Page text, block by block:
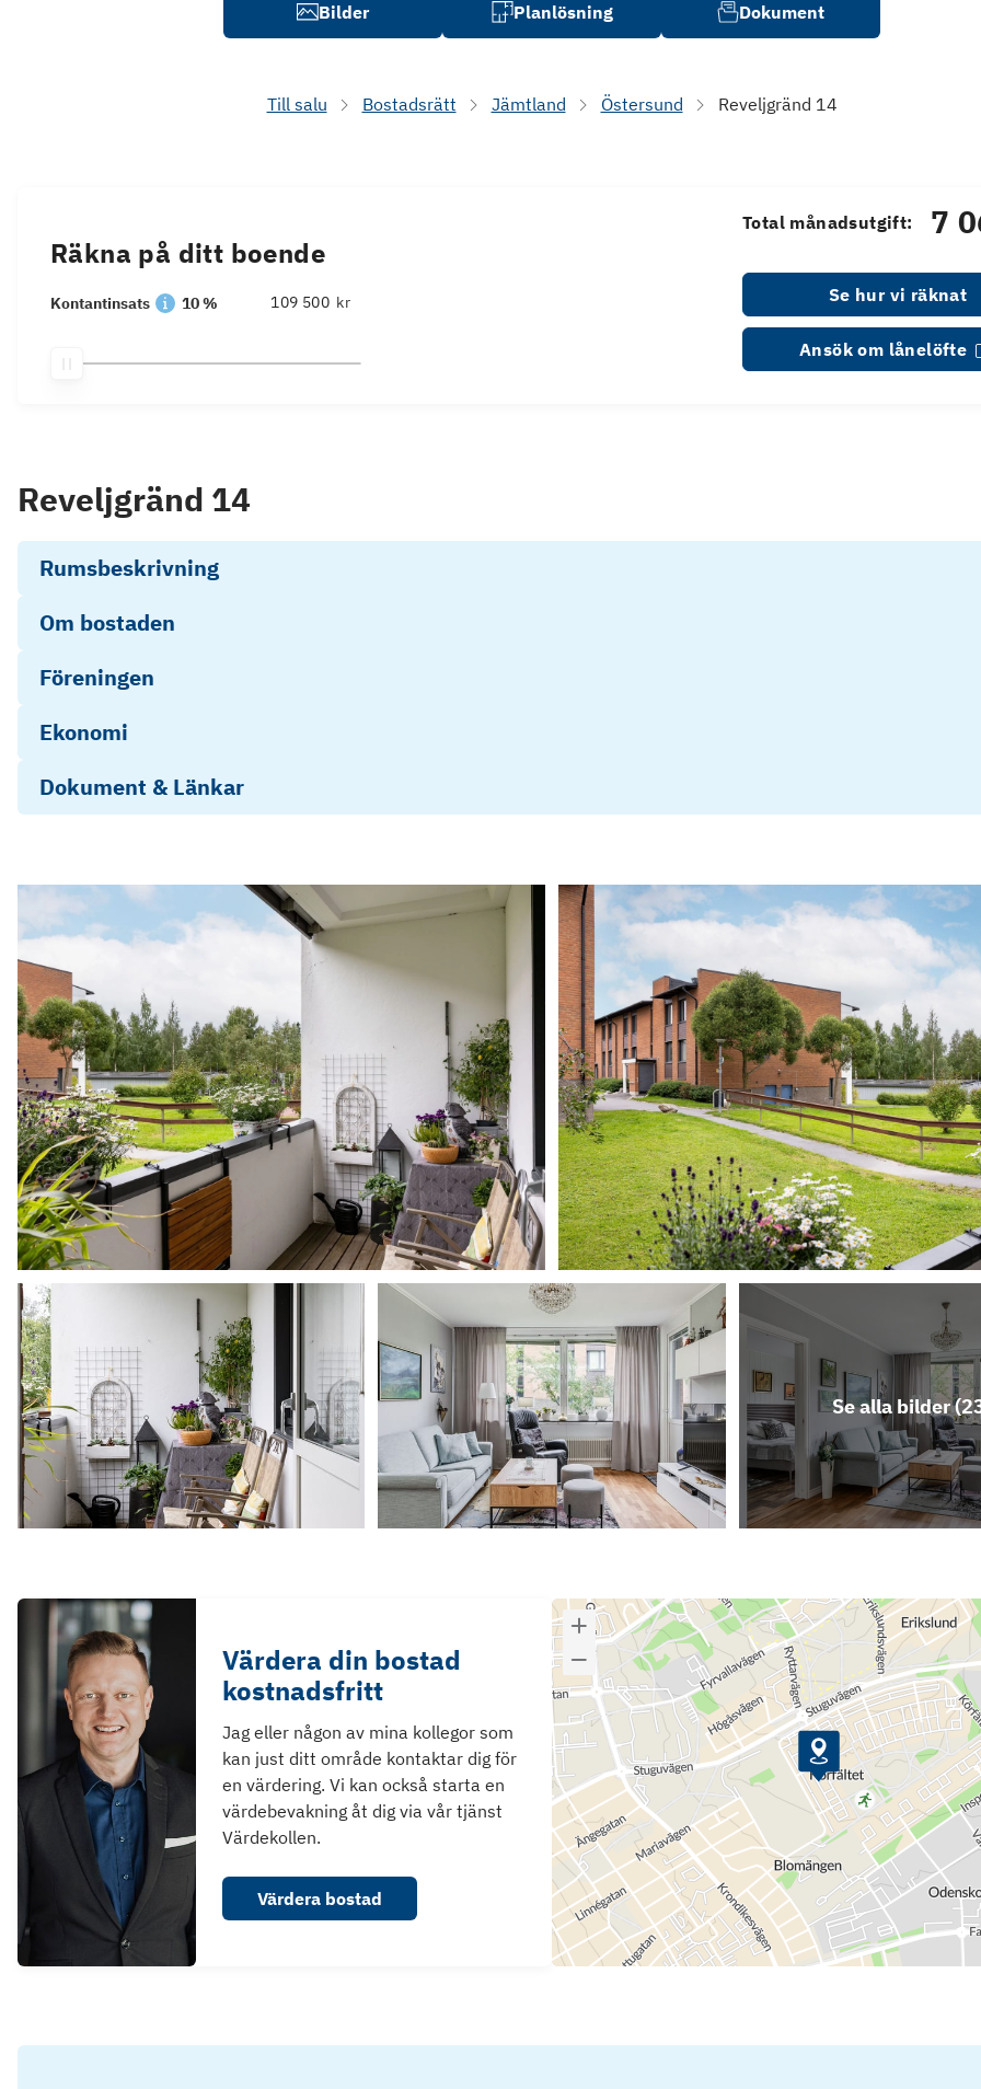
Bilder Planlösning Dokument
Till salu Bostadsrätt Jämtland Östersund Reveljgränd 14
Räkna på ditt boende
Kontantinsats 10 % kr
Total månadsutgift: 7
Se hur vi räknat
Ansök om lånelöfte
Reveljgränd 14
Rumsbeskrivning
Om bostaden
Föreningen
Ekonomi
Dokument & Länkar
Se alla bilder (
Värdera din bostad
kostnadsfritt
Jag eller någon av mina kollegor som
kan just ditt område kontaktar dig för
en värdering. Vi kan också starta en
värdebevakning åt dig via vår tjänst
Värdekollen.
Värdera bostad